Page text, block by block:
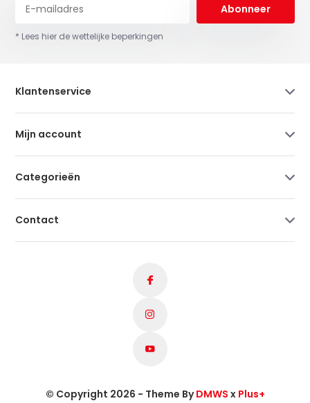
Abonneer
* Lees hier de wettelijke beperkingen
Klantenservice
Mijn account
Categorieën
Contact
© Copyright 2026 - Theme ByDMWS x Plus+